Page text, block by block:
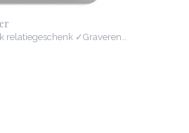
relatiegeschenk ✓Graveren…